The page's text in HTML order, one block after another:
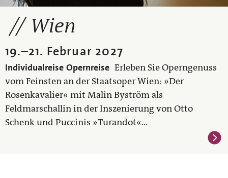
Wien
19.–21. Februar 2027
Individualreise Opernreise Erleben Sie Operngenuss
vom Feinsten an der Staatsoper Wien: »Der
Rosenkavalier« mit Malin Byström als
Feldmarschallin in der Inszenierung von Otto
Schenk und Puccinis »Turandot«...